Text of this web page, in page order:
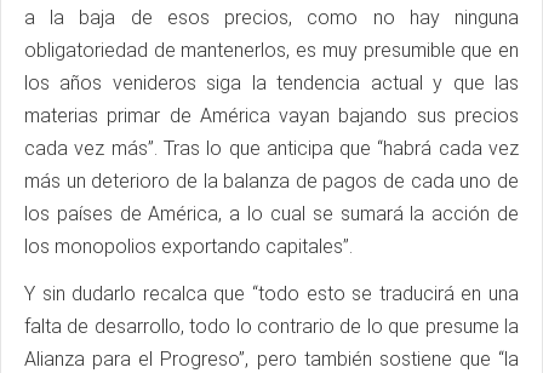
a la baja de esos precios, como no hay ninguna
obligatoriedad de mantenerlos, es muy presumible que en
los años venideros siga la tendencia actual y que las
materias primar de América vayan bajando sus precios
cada vez más”. Tras lo que anticipa que “habrá cada vez
más un deterioro de la balanza de pagos de cada uno de
los países de América, a lo cual se sumará la acción de
los monopolios exportando capitales”.
Y sin dudarlo recalca que “todo esto se traducirá en una
falta de desarrollo, todo lo contrario de lo que presume la
Alianza para el Progreso”, pero también sostiene que “la